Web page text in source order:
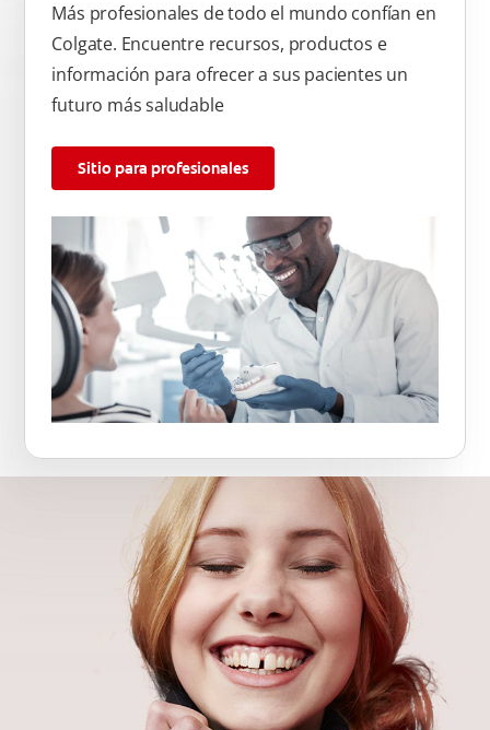
Más profesionales de todo el mundo confían en
Colgate. Encuentre recursos, productos e
información para ofrecer a sus pacientes un
futuro más saludable
Sitio para profesionales